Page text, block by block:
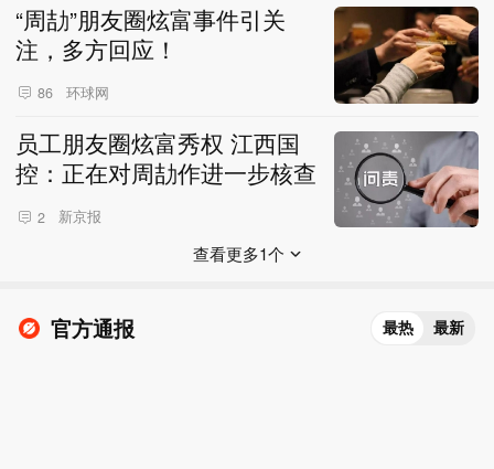
“周劼”朋友圈炫富事件引关
注，多方回应！
86 环球网
员工朋友圈炫富秀权 江西国
控：正在对周劼作进一步核查
2 新京报
查看更多1个
官方通报 最热 最新